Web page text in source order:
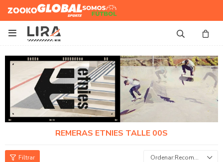
Zooko Global Sports
Somos
Futbol

REMERAS ETNIES TALLE 00S
Recomendados